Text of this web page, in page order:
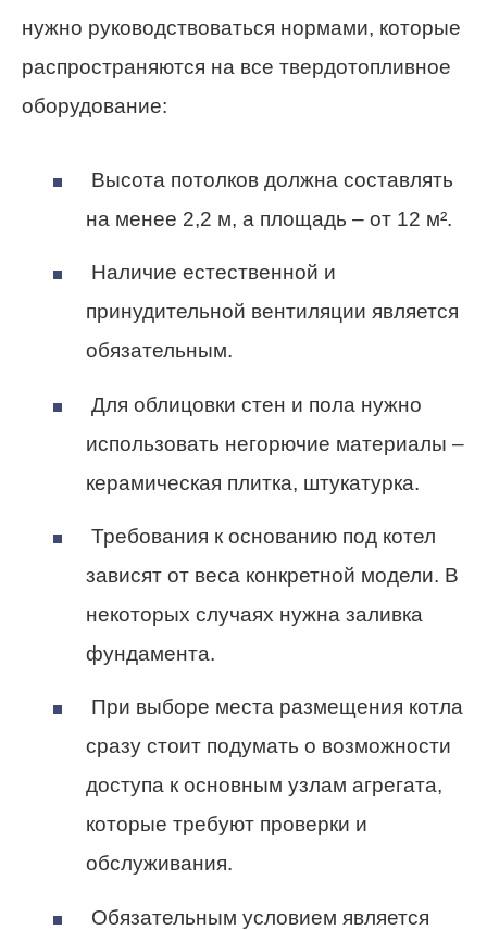
нужно руководствоваться нормами, которые
распространяются на все твердотопливное
оборудование:
Высота потолков должна составлять
на менее 2,2 м, а площадь – от 12 м².
Наличие естественной и
принудительной вентиляции является
обязательным.
Для облицовки стен и пола нужно
использовать негорючие материалы –
керамическая плитка, штукатурка.
Требования к основанию под котел
зависят от веса конкретной модели. В
некоторых случаях нужна заливка
фундамента.
При выборе места размещения котла
сразу стоит подумать о возможности
доступа к основным узлам агрегата,
которые требуют проверки и
обслуживания.
Обязательным условием является